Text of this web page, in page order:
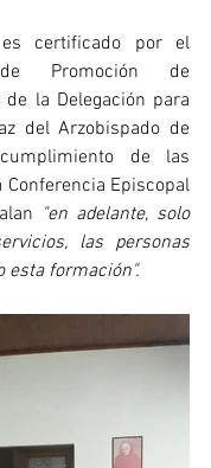
de Promoción de
la Delegación para
del Arzobispado de
de las
Conferencia Episcopal
"en adelante, solo
las personas
esta formación".